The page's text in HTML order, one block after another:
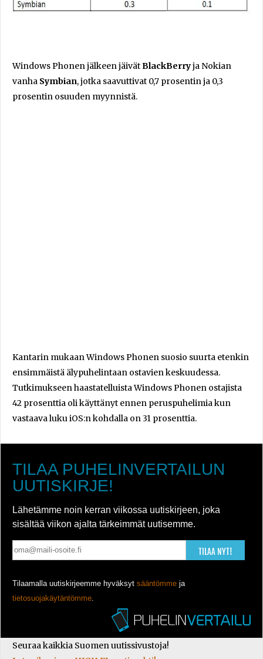
Windows Phonen jälkeen jäivätBlackBerryja Nokian
vanha Symbian, jotka saavuttivat 0,7 prosentin ja 0,3
prosentin osuuden myynnistä.
Kantarin mukaan Windows Phonen suosio suurta etenkin
ensimmäistä älypuhelintaan ostavien keskuudessa.
Tutkimukseen haastatelluista Windows Phonen ostajista
42 prosenttia oli käyttänyt ennen peruspuhelimia kun
vastaava luku iOS:n kohdalla on 31 prosenttia.
TILAA PUHELINVERTAILUN
UUTISKIRJE!
Lähetämme noin kerran viikossa uutiskirjeen, joka
sisältää viikon ajalta tärkeimmät uutisemme.
TILAA NYT!
Tilaamalla uutiskirjeemme hyväksyt sääntömme ja
tietosuojakäytäntömme
Seuraa kaikkia Suomen uutissivustoja!